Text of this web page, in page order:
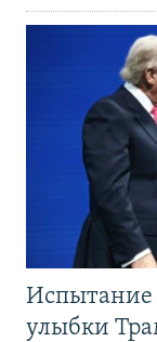
Испытание
улыбки